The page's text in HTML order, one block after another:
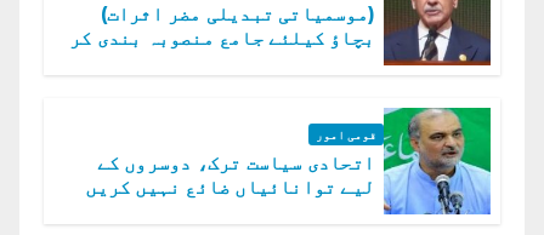
(موسمیاتی تبدیلی مضر اثرات)
بچاؤ کیلئے جامع منصوبہ بندی کر
قومی امور
اتحادی سیاست ترک، دوسروں کے
لیے توانائیاں ضائع نہیں کریں